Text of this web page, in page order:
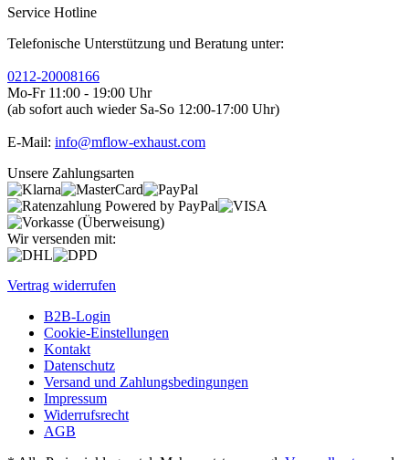
Service Hotline
Telefonische Unterstützung und Beratung unter:
0212-20008166
Mo-Fr 11:00 - 19:00 Uhr
(ab sofort auch wieder Sa-So 12:00-17:00 Uhr)
E-Mail: info@mflow-exhaust.com
Unsere Zahlungsarten
Wir versenden mit:
Vertrag widerrufen
B2B-Login
Cookie-Einstellungen
Kontakt
Datenschutz
Versand und Zahlungsbedingungen
Impressum
Widerrufsrecht
AGB